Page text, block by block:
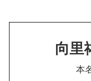
向里
本